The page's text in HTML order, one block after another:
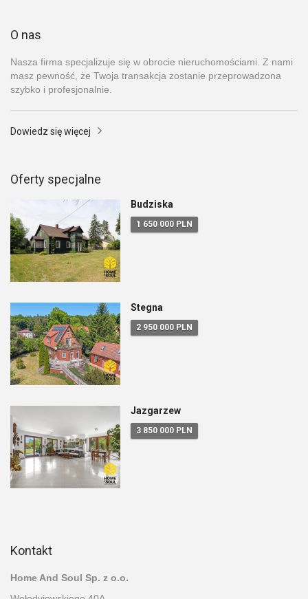
O nas
Nasza firma specjalizuje się w obrocie nieruchomościami. Z nami
masz pewność, że Twoja transakcja zostanie przeprowadzona
szybko i profesjonalnie.
Dowiedz się więcej
Oferty specjalne
Budziska
1 650 000 PLN
Stegna
2 950 000 PLN
Jazgarzew
3 850 000 PLN
Kontakt
Home And Soul Sp. z o.o.